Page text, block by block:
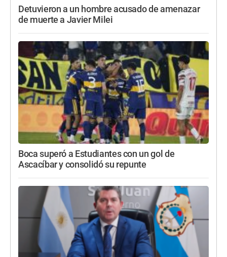
Detuvieron a un hombre acusado de amenazar
de muerte a Javier Milei
Boca superó a Estudiantes con un gol de
Ascacíbar y consolidó su repunte